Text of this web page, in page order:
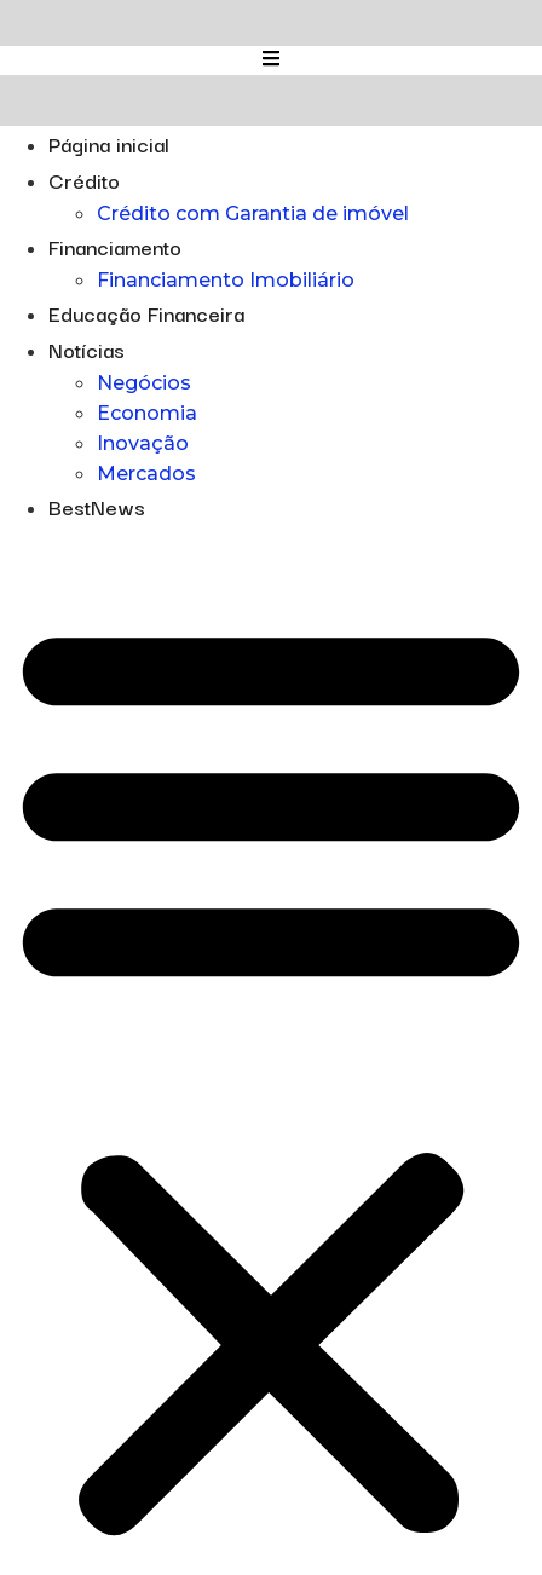
para
o
Página inicial
Crédito
Crédito com Garantia de imóvel
Financiamento
Financiamento Imobiliário
Educação Financeira
Notícias
Negócios
Economia
Inovação
Mercados
BestNews